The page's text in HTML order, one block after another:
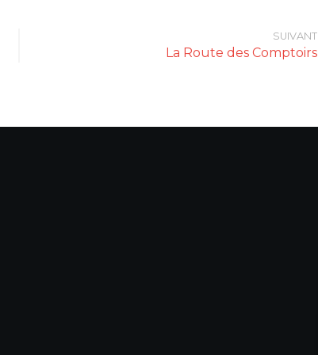
SUIVANT
La Route des Comptoirs